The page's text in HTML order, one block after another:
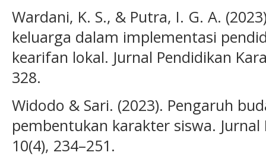
Wardani, K. S., & Putra, I. G. A.
keluarga dalam implementasi
kearifan lokal. Jurnal Pendidikan
328.
Widodo & Sari. (2023). Pengaruh
pembentukan karakter siswa.
10(4), 234–251.